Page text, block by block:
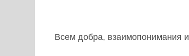
Всем добра, взаимопонимания и